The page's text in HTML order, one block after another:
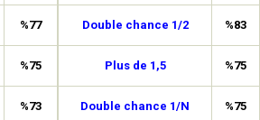
%77
%75
%73
Double chance 1/2 %83
Plus de 1,5 %75
Double chance 1/N %75